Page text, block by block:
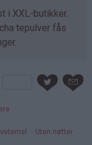
i XXL-butikker.
tepulver fås
Uten nøtter